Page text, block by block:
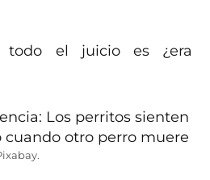
todo el juicio es ¿era